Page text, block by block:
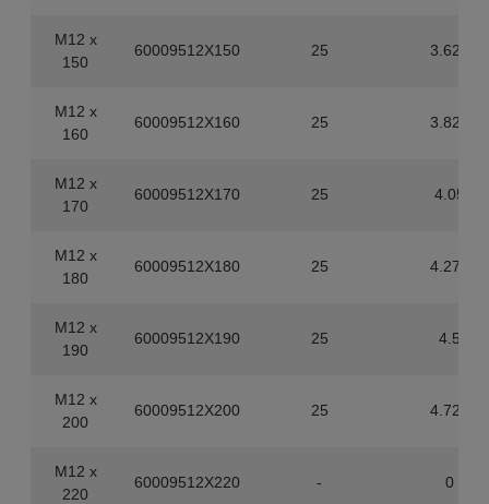
M12 x
150
60009512X150 25 3.625
M12 x
160
60009512X160 25 3.825
M12 x
170
60009512X170 25 4.05
M12 x
180
60009512X180 25 4.275
M12 x
190
60009512X190 25 4.5
M12 x
200
60009512X200 25 4.725
M12 x
220
60009512X220 - 0